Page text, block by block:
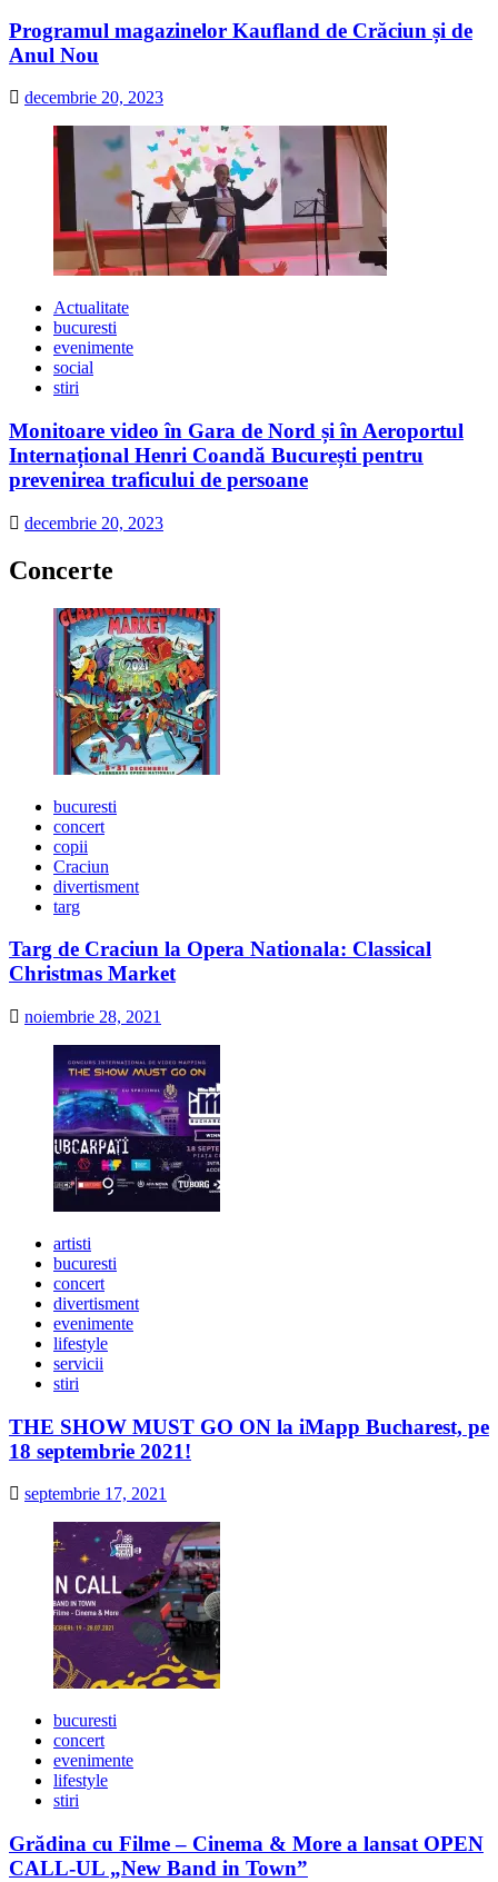
Programul magazinelor Kaufland de Crăciun și de
Anul Nou
decembrie 20, 2023
Actualitate
bucuresti
evenimente
social
stiri
Monitoare video în Gara de Nord și în Aeroportul
Internațional Henri Coandă București pentru
prevenirea traficului de persoane
decembrie 20, 2023
Concerte
bucuresti
concert
copii
Craciun
divertisment
targ
Targ de Craciun la Opera Nationala: Classical
Christmas Market
noiembrie 28, 2021
artisti
bucuresti
concert
divertisment
evenimente
lifestyle
servicii
stiri
THE SHOW MUST GO ON la iMapp Bucharest, pe
18 septembrie 2021!
septembrie 17, 2021
bucuresti
concert
evenimente
lifestyle
stiri
Grădina cu Filme – Cinema & More a lansat OPEN
CALL-UL „New Band in Town”